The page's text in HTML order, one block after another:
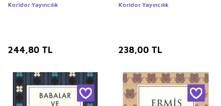
Koridor Yayıncılık
244,80 TL
Koridor Yayıncılık
238,00 TL